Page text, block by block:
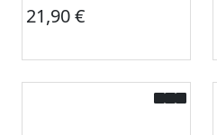
21,90 €